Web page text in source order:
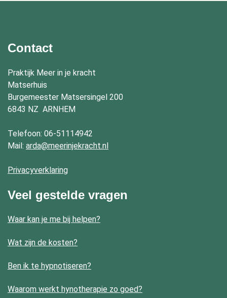
Contact
Praktijk Meer in je kracht
Matserhuis
Burgemeester Matsersingel 200
6843 NZ ARNHEM
Telefoon: 06-51114942
Mail: arda@meerinjekracht.nl
Privacyverklaring
Veel gestelde vragen
Waar kan je me bij helpen?
Wat zijn de kosten?
Ben ik te hypnotiseren?
Waarom werkt hynotherapie zo goed?